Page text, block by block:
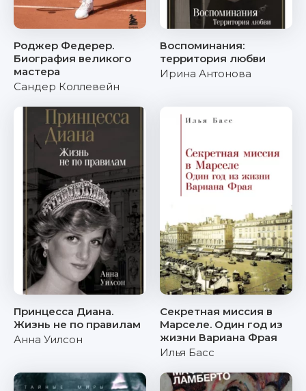
Роджер Федерер.
Биография великого
мастера
Сандер Коллевейн
Воспоминания:
территория любви
Ирина Антонова
Принцесса Диана.
Жизнь не по правилам
Анна Уилсон
Секретная миссия в
Марселе. Один год из
жизни Вариана Фрая
Илья Басс